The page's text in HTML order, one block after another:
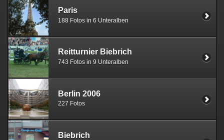
Paris
188 Fotos in 6 Unteralben
Reitturnier Biebrich
743 Fotos in 9 Unteralben
Berlin 2006
227 Fotos
Biebrich